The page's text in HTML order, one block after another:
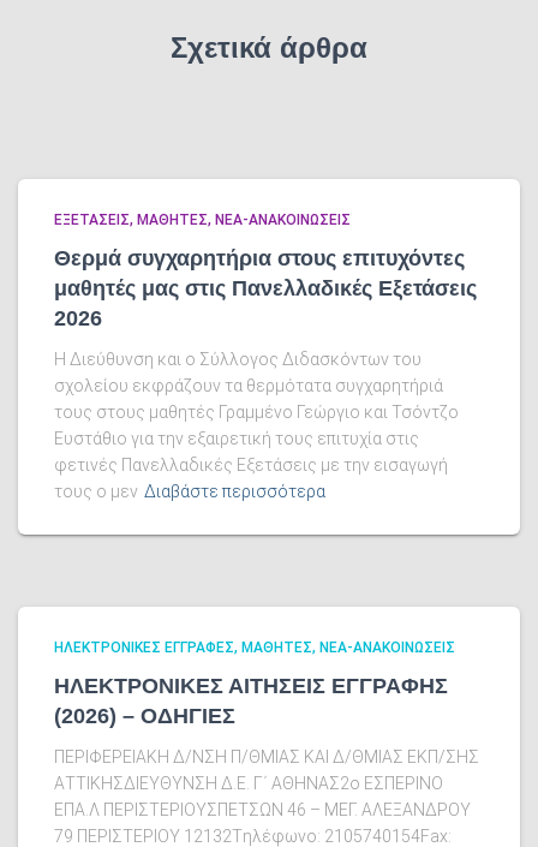
Σχετικά άρθρα
ΕΞΕΤΑΣΕΙΣ ΜΑΘΗΤΕΣ ΝΕΑ-ΑΝΑΚΟΙΝΩΣΕΙΣ
Θερμά συγχαρητήρια στους επιτυχόντες
μαθητές μας στις Πανελλαδικές Εξετάσεις
2026
Η Διεύθυνση και ο Σύλλογος Διδασκόντων του
σχολείου εκφράζουν τα θερμότατα συγχαρητήριά
τους στους μαθητές Γραμμένο Γεώργιο και Τσόντζο
Ευστάθιο για την εξαιρετική τους επιτυχία στις
φετινές Πανελλαδικές Εξετάσεις με την εισαγωγή
τους ο μεν Διαβάστε περισσότερα
ΗΛΕΚΤΡΟΝΙΚΕΣ ΕΓΓΡΑΦΕΣ ΜΑΘΗΤΕΣ ΝΕΑ-ΑΝΑΚΟΙΝΩΣΕΙΣ
ΗΛΕΚΤΡΟΝΙΚΕΣ ΑΙΤΗΣΕΙΣ ΕΓΓΡΑΦΗΣ
(2026) – ΟΔΗΓΙΕΣ
ΠΕΡΙΦΕΡΕΙΑΚΗ Δ/ΝΣΗ Π/ΘΜΙΑΣ ΚΑΙ Δ/ΘΜΙΑΣ ΕΚΠ/ΣΗΣ
ΑΤΤΙΚΗΣΔΙΕΥΘΥΝΣΗ Δ.Ε. Γ΄ ΑΘΗΝΑΣ2ο ΕΣΠΕΡΙΝΟ
ΕΠΑ.Λ ΠΕΡΙΣΤΕΡΙΟΥΣΠΕΤΣΩΝ 46 – ΜΕΓ. ΑΛΕΞΑΝΔΡΟΥ
79 ΠΕΡΙΣΤΕΡΙΟΥ 12132Tηλέφωνο: 2105740154Fax: